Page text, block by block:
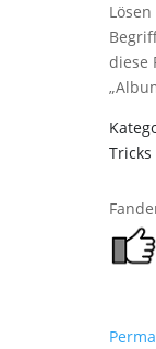
diese
Tricks